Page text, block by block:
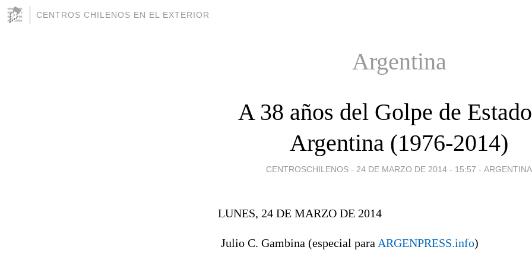
CENTROS CHILENOS EN EL EXTERIOR
Argentina
A 38 años del Golpe de
Argentina (1976-2014)
CENTROSCHILENOS - 24 DE MARZO DE 2014 - 15:57 - ARGENTINA
LUNES, 24 DE MARZO DE 2014
Julio C. Gambina (especial para ARGENPRESS.info)